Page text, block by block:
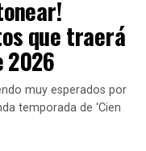
que traerá
2026
muy esperados por
temporada de ‘Cien